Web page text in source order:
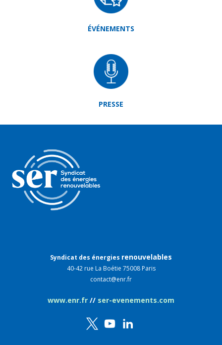
ÉVÉNEMENTS
PRESSE
Syndicat des énergies renouvelables
40-42 rue La Boétie 75008 Paris
contact@enr.fr
www.enr.fr // ser-evenements.com